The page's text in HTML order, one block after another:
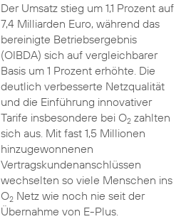
Der Umsatz stieg um 1,1 Prozent auf
7,4 Milliarden Euro, während das
bereinigte Betriebsergebnis
(OIBDA) sich auf vergleichbarer
Basis um 1 Prozent erhöhte. Die
deutlich verbesserte Netzqualität
und die Einführung innovativer
Tarife insbesondere bei O2zahlten
sich aus. Mit fast 1,5 Millionen
hinzugewonnenen
Vertragskundenanschlüssen
wechselten so viele Menschen ins
O2Netz wie noch nie seit der
Übernahme von E-Plus.